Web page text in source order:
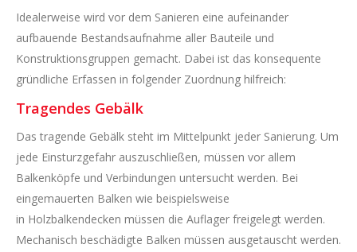
Idealerweise wird vor dem Sanieren eine aufeinander
aufbauende Bestandsaufnahme aller Bauteile und
Konstruktionsgruppen gemacht. Dabei ist das konsequente
gründliche Erfassen in folgender Zuordnung hilfreich:
Tragendes Gebälk
Das tragende Gebälk steht im Mittelpunkt jeder Sanierung. Um
jede Einsturzgefahr auszuschließen, müssen vor allem
Balkenköpfe und Verbindungen untersucht werden. Bei
eingemauerten Balken wie beispielsweise
in Holzbalkendecken müssen die Auflager freigelegt werden.
Mechanisch beschädigte Balken müssen ausgetauscht werden.